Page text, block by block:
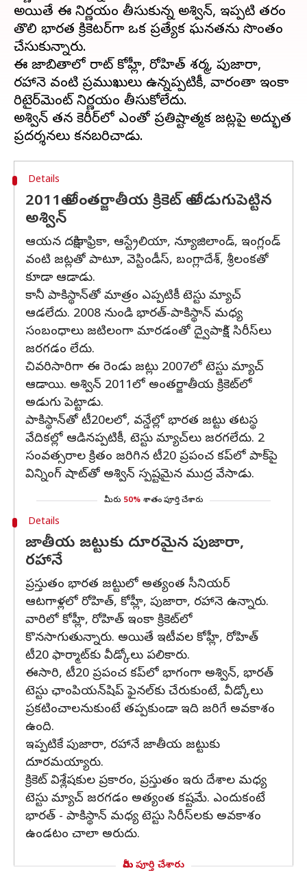
అయితే ఈ నిర్ణయం తీసుకున్న అశ్విన్, ఇప్పటి తరం
తొలి భారత క్రికెటర్‌గా ఒక ప్రత్యేక ఘనతను సొంతం
చేసుకున్నారు.
ఈ జాబితాలో విరాట్ కోహ్లీ, రోహిత్ శర్మ, పుజారా,
రహానె వంటి ప్రముఖులు ఉన్నప్పటికీ, వారంతా ఇంకా
రిటైర్‌మెంట్ నిర్ణయం తీసుకోలేదు.
అశ్విన్ తన కెరీర్‌లో ఎంతో ప్రతిష్టాత్మక జట్లపై అద్భుత
Details
2011లో అంతర్జాతీయ క్రికెట్ లో అడుగుపెట్టిన
అశ్విన్
ఆయన దక్షిణాఫ్రికా, ఆస్ట్రేలియా, న్యూజిలాండ్, ఇంగ్లండ్
వంటి జట్లతో పాటూ, వెస్టిండీస్, బంగ్లాదేశ్, శ్రీలంకతో
కూడా ఆడాడు.
కానీ పాకిస్థాన్‌తో మాత్రం ఎప్పటికీ టెస్టు మ్యాచ్
ఆడలేదు. 2008 నుండి భారత్-పాకిస్థాన్ మధ్య
సంబంధాలు జటిలంగా మారడంతో ద్వైపాక్షిక సిరీస్‌లు
జరగడం లేదు.
చివరిసారిగా ఈ రెండు జట్లు 2007లో టెస్టు మ్యాచ్‌
ఆడాయి. అశ్విన్ 2011లో అంతర్జాతీయ క్రికెట్‌లో
అడుగు పెట్టాడు.
పాకిస్థాన్‌తో టీ20లలో, వన్డేల్లో భారత జట్టు తటస్థ
వేదికల్లో ఆడినప్పటికీ, టెస్టు మ్యాచ్‌లు జరగలేదు. 2
సంవత్సరాల క్రితం జరిగిన టీ20 ప్రపంచ కప్‌లో పాక్‌పై
విన్నింగ్‌ షాట్‌తో అశ్విన్ స్పష్టమైన ముద్ర వేసాడు.
మీరు 50% శాతం పూర్తి చేశారు
Details
జాతీయ జట్టుకు దూరమైన పుజారా,
రహానే
ప్రస్తుతం భారత జట్టులో అత్యంత సీనియర్
ఆటగాళ్లలో రోహిత్, కోహ్లీ, పుజారా, రహానె ఉన్నారు.
వారిలో కోహ్లీ, రోహిత్ ఇంకా క్రికెట్‌లో
కొనసాగుతున్నారు. అయితే ఇటీవల కోహ్లీ, రోహిత్
టీ20 ఫార్మాట్‌కు వీడ్కోలు పలికారు.
ఈసారి, టీ20 ప్రపంచ కప్‌లో భాగంగా అశ్విన్, భారత్
టెస్టు ఛాంపియన్‌షిప్‌ ఫైనల్‌కు చేరుకుంటే, వీడ్కోలు
ప్రకటించాలనుకుంటే తప్పకుండా ఇది జరిగే అవకాశం
ఉంది.
ఇప్పటికే పుజారా, రహానే జాతీయ జట్టుకు
దూరమయ్యారు.
క్రికెట్ విశ్లేషకుల ప్రకారం, ప్రస్తుతం ఇరు దేశాల మధ్య
టెస్టు మ్యాచ్‌ జరగడం అత్యంత కష్టమే. ఎందుకంటే
భారత్ - పాకిస్థాన్ మధ్య టెస్టు సిరీస్‌లకు అవకాశం
ఉండటం చాలా అరుదు.
మీరు పూర్తి చేశారు